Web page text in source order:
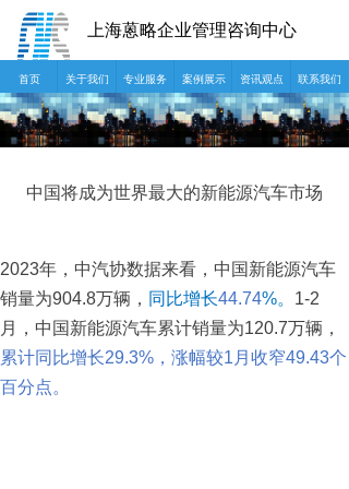
上海蒽略企业管理咨询中心
首页 关于我们 专业服务 案例展示 资讯观点 联系我们
中国将成为世界最大的新能源汽车市场
2023年，中汽协数据来看，中国新能源汽车
销量为904.8万辆， 同比增长44.74%。 1-2
月，中国新能源汽车累计销量为120.7万辆，
累计同比增长29.3% ，涨幅较1 月收窄49.43个
百分点。